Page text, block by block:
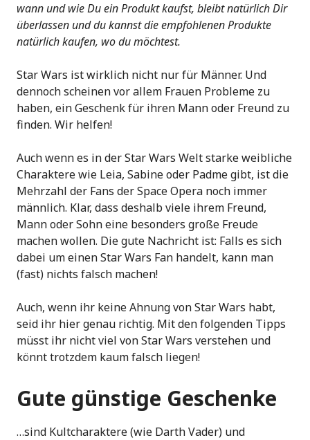
wann und wie Du ein Produkt kaufst, bleibt natürlich Dir
überlassen und du kannst die empfohlenen Produkte
natürlich kaufen, wo du möchtest.
Star Wars ist wirklich nicht nur für Männer. Und
dennoch scheinen vor allem Frauen Probleme zu
haben, ein Geschenk für ihren Mann oder Freund zu
finden. Wir helfen!
Auch wenn es in der Star Wars Welt starke weibliche
Charaktere wie Leia, Sabine oder Padme gibt, ist die
Mehrzahl der Fans der Space Opera noch immer
männlich. Klar, dass deshalb viele ihrem Freund,
Mann oder Sohn eine besonders große Freude
machen wollen. Die gute Nachricht ist: Falls es sich
dabei um einen Star Wars Fan handelt, kann man
(fast) nichts falsch machen!
Auch, wenn ihr keine Ahnung von Star Wars habt,
seid ihr hier genau richtig. Mit den folgenden Tipps
müsst ihr nicht viel von Star Wars verstehen und
könnt trotzdem kaum falsch liegen!
Gute günstige Geschenke
…sind Kultcharaktere (wie Darth Vader) und